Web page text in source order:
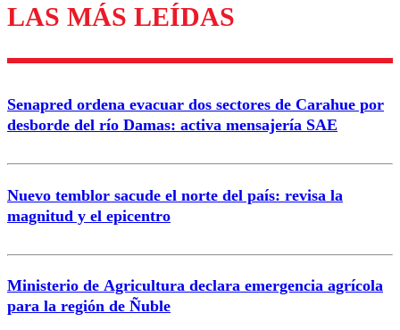
Enviar comentario
LAS MÁS LEÍDAS
Senapred ordena evacuar dos sectores de Carahue por
desborde del río Damas: activa mensajería SAE
Nuevo temblor sacude el norte del país: revisa la
magnitud y el epicentro
Ministerio de Agricultura declara emergencia agrícola
para la región de Ñuble